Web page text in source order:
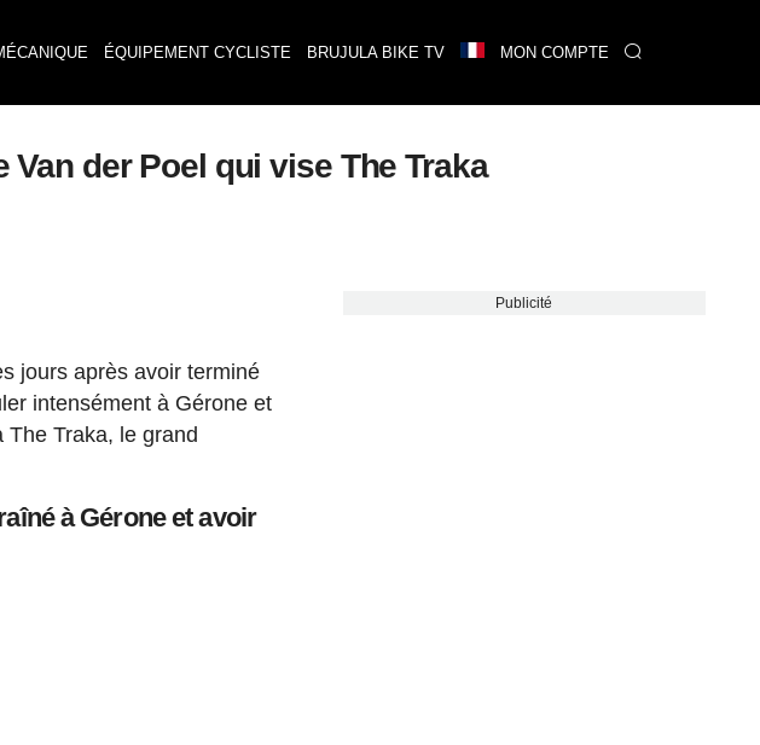
ÉQUIPEMENT CYCLISTE BRUJULA BIKE TV MON COMPTE
der Poel qui vise The Traka
jours après avoir terminé
intensément à Gérone et
Traka, le grand
à Gérone et avoir
Publicité